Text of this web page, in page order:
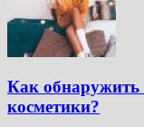
Как обнаружить
косметики?